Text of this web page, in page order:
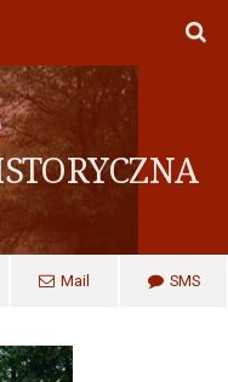
Mail SMS